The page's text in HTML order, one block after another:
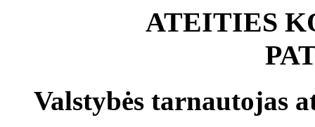
ATEITIES
Valstybės tarnautojas